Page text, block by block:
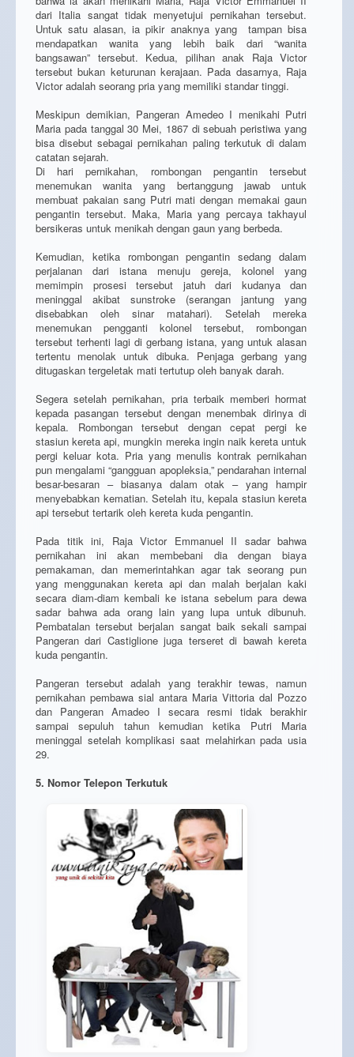
dari Italia sangat tidak menyetujui pernikahan tersebut.
Untuk satu alasan, ia pikir anaknya yang tampan bisa
mendapatkan wanita yang lebih baik dari “wanita
bangsawan” tersebut. Kedua, pilihan anak Raja Victor
tersebut bukan keturunan kerajaan. Pada dasarnya, Raja
Victor adalah seorang pria yang memiliki standar tinggi.
Meskipun demikian, Pangeran Amedeo I menikahi Putri
Maria pada tanggal 30 Mei, 1867 di sebuah peristiwa yang
bisa disebut sebagai pernikahan paling terkutuk di dalam
catatan sejarah.
Di hari pernikahan, rombongan pengantin tersebut
menemukan wanita yang bertanggung jawab untuk
membuat pakaian sang Putri mati dengan memakai gaun
pengantin tersebut. Maka, Maria yang percaya takhayul
bersikeras untuk menikah dengan gaun yang berbeda.
Kemudian, ketika rombongan pengantin sedang dalam
perjalanan dari istana menuju gereja, kolonel yang
memimpin prosesi tersebut jatuh dari kudanya dan
meninggal akibat sunstroke (serangan jantung yang
disebabkan oleh sinar matahari). Setelah mereka
menemukan pengganti kolonel tersebut, rombongan
tersebut terhenti lagi di gerbang istana, yang untuk alasan
tertentu menolak untuk dibuka. Penjaga gerbang yang
ditugaskan tergeletak mati tertutup oleh banyak darah.
Segera setelah pernikahan, pria terbaik memberi hormat
kepada pasangan tersebut dengan menembak dirinya di
kepala. Rombongan tersebut dengan cepat pergi ke
stasiun kereta api, mungkin mereka ingin naik kereta untuk
pergi keluar kota. Pria yang menulis kontrak pernikahan
pun mengalami “gangguan apopleksia,” pendarahan internal
besar-besaran – biasanya dalam otak – yang hampir
menyebabkan kematian. Setelah itu, kepala stasiun kereta
api tersebut tertarik oleh kereta kuda pengantin.
Pada titik ini, Raja Victor Emmanuel II sadar bahwa
pernikahan ini akan membebani dia dengan biaya
pemakaman, dan memerintahkan agar tak seorang pun
yang menggunakan kereta api dan malah berjalan kaki
secara diam-diam kembali ke istana sebelum para dewa
sadar bahwa ada orang lain yang lupa untuk dibunuh.
Pembatalan tersebut berjalan sangat baik sekali sampai
Pangeran dari Castiglione juga terseret di bawah kereta
kuda pengantin.
Pangeran tersebut adalah yang terakhir tewas, namun
pernikahan pembawa sial antara Maria Vittoria dal Pozzo
dan Pangeran Amadeo I secara resmi tidak berakhir
sampai sepuluh tahun kemudian ketika Putri Maria
meninggal setelah komplikasi saat melahirkan pada usia
29.
5. Nomor Telepon Terkutuk